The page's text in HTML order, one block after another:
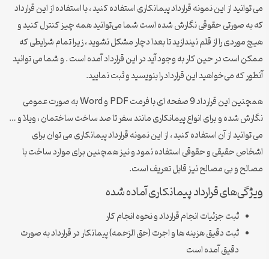
می توانید از این نمونه قرارداد پیمانکاری استفاده کنید ، با استفاده از این قرارداد
که به صورتی حقوقی نگارش شده است شما می‌توانید همه چیز کنترل کنید و
هیچ موردی را از قلم نیندازید تا بعدا دچار مشکل نشوید ، زیرا تمام شرایطی که
ممکن است در حین کار به وجود آید در این قرارداد آمده است . و شما می توانید
آنطور که می‌خواهید این قرارداد را بنویسید و ثبت نمایید.
همچنین این قرارداد 9 صفحه ای با فرمت PDF و Word به صورت عمومی
نگارش شده و برای انواع پیمانکاری مانند سفر تا صد ساخت ساختمان ، ویلا و …
می توانید از آن استفاده کنید ، از این نمونه قرارداد پیمانکاری می توان برای
اشخاص حقیقی و حقوقی استفاده نمود و نیز همچنین برای موارد ساخت با
مصالح و بی مصالح نیز قابل تعریف است.
ویژگی‌های قرارداد پیمانکاری آماده شده
ثبت جزئیات انجام قرارداد و نحوه انجام کار
ثبت دقیق هزینه ها و اجرت (حق الزحمه) پیمانکار در قرارداد به صورت
دقیق آمده است